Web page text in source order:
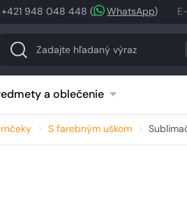
+421 948 048 448 ( WhatsApp)
a oblečenie
S farebným uškom